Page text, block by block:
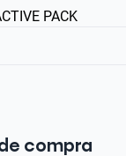
2017 PACK
$9.890.000
compra